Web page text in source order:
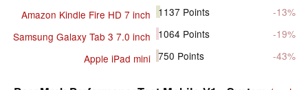
Amazon Kindle Fire HD 7 inch
1137 Points
-13%
Samsung Galaxy Tab 3 7.0 inch
1064 Points
-19%
Apple iPad mini 750 Points -43%